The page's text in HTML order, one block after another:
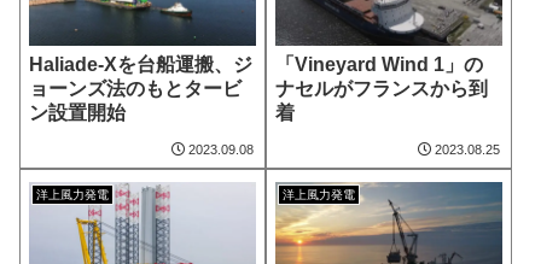
Haliade-Xを台船運搬、ジ
ョーンズ法のもとタービ
ン設置開始
2023.09.08
「Vineyard Wind 1」の
ナセルがフランスから到
着
2023.08.25
洋上風力発電 洋上風力発電